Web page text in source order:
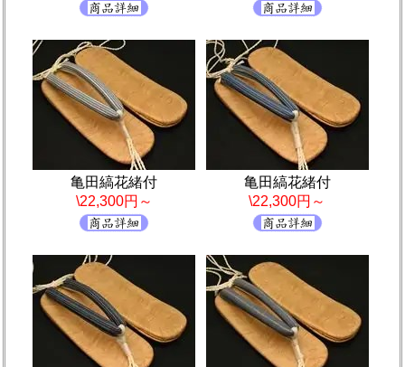
亀田縞花緒付
\22,300円～
亀田縞花緒付
\22,300円～